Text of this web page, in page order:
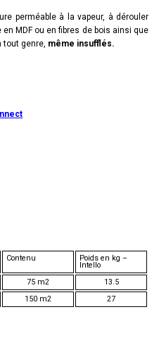
perméable à la vapeur, à dérouler
MDF ou en fibres de bois ainsi que
tout genre, même insufflés.
Contenu Poids en kg –
Intello
75 m2
13.5
150 m2 27